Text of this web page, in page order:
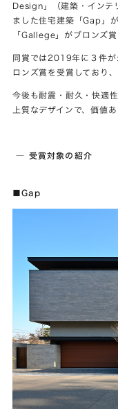
Design」（建築・インテ
ました住宅建築「Gap」
「Gallege」がブロンズ
同賞では2019年に３件
ロンズ賞を受賞しており
今後も耐震・耐久・快適
上質なデザインで、価値
― 受賞対象の紹介
■Gap